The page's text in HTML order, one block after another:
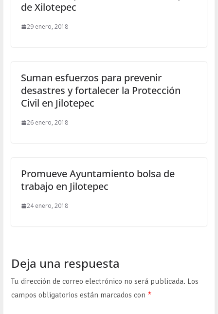
de Xilotepec
29 enero, 2018
Suman esfuerzos para prevenir
desastres y fortalecer la Protección
Civil en Jilotepec
26 enero, 2018
Promueve Ayuntamiento bolsa de
trabajo en Jilotepec
24 enero, 2018
Deja una respuesta
Tu dirección de correo electrónico no será publicada. Los
campos obligatorios están marcados con *